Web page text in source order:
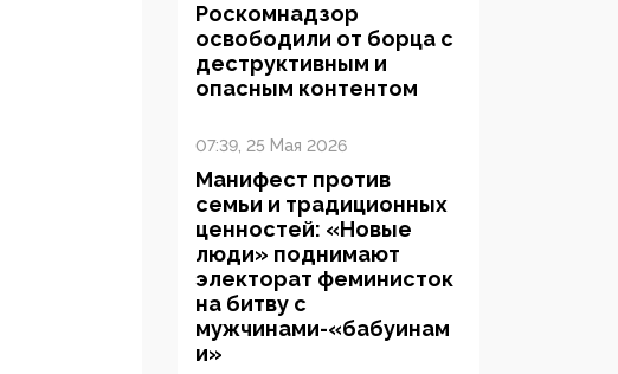
Роскомнадзор
освободили от борца с
деструктивным и
опасным контентом
07:39, 25 Мая 2026
Манифест против
семьи и традиционных
ценностей: «Новые
люди» поднимают
электорат феминисток
на битву с
мужчинами-«бабуинам
и»